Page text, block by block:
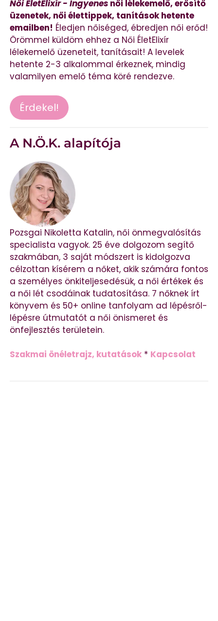
Női ÉletElixír - Ingyenes női lélekemelő, erősítő
üzenetek, női élettippek, tanítások hetente
emailben! Éledjen nőiséged, ébredjen női erőd!
Örömmel küldöm ehhez a Női ÉletElixír
lélekemelő üzeneteit, tanításait! A levelek
hetente 2-3 alkalommal érkeznek, mindig
valamilyen emelő téma köré rendezve.
Érdekel!
A N.Ö.K. alapítója
Pozsgai Nikoletta Katalin, női önmegvalósítás
specialista vagyok. 25 éve dolgozom segítő
szakmában, 3 saját módszert is kidolgozva
célzottan kísérem a nőket, akik számára fontos
a személyes önkiteljesedésük, a női értékek és
a női lét csodáinak tudatosítása. 7 nőknek írt
könyvem és 50+ online tanfolyam ad lépésről-
lépésre útmutatót a női önismeret és
önfejlesztés területein.
Szakmai önéletrajz, kutatások * Kapcsolat